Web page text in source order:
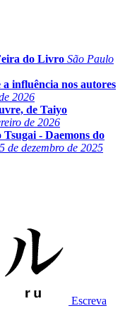
do Livro São Paulo
influência nos autores
2026
de Taiyo
de 2026
- Daemons do
de dezembro de 2025
Escreva